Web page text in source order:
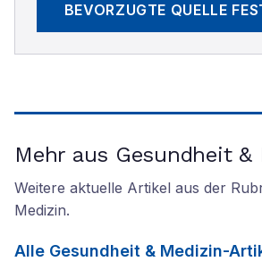
BEVORZUGTE QUELLE
Mehr aus Gesundheit &
Weitere aktuelle Artikel aus der
Medizin.
Alle Gesundheit & Medizin-